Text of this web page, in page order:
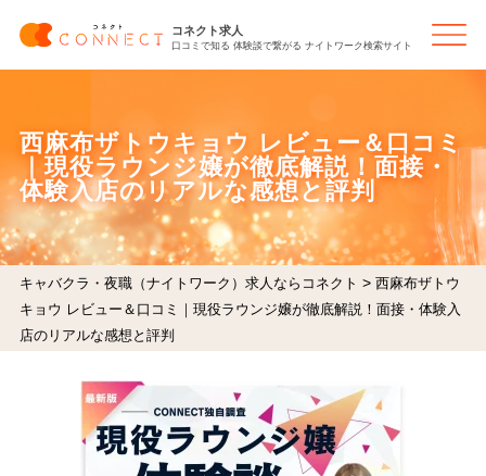
コネクト求人
口コミで知る 体験談で繋がる ナイトワーク検索サイト
西麻布ザトウキョウ レビュー＆口コミ
｜現役ラウンジ嬢が徹底解説！面接・
体験入店のリアルな感想と評判
キャバクラ・夜職（ナイトワーク）求人ならコネクト > 西麻布ザトウ
キョウ レビュー＆口コミ｜現役ラウンジ嬢が徹底解説！面接・体験入
店のリアルな感想と評判